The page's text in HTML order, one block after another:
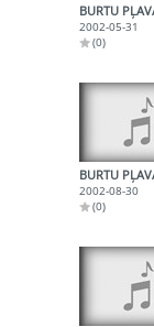
2002-05-31
(0)
2002-08-30
(0)